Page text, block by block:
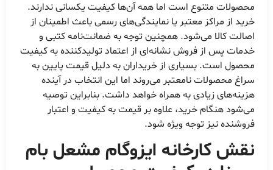
محصولات متنوع است اما همه آن‌ها کیفیت یکسانی ندارند.
خرید از مراکز معتبر یا نمایندگی‌های رسمی باعث اطمینان از
اصالت کالا می‌شود. همچنین توجه به ضمانت‌نامه کتبی و
خدمات پس از فروش نشانه‌ای از اعتماد تولیدکننده به کیفیت
محصول است. بسیاری از خریداران به دلیل قیمت پایین به
سراغ محصولات نامعتبر می‌روند اما این انتخاب در آینده
هزینه‌های زیادی به همراه خواهد داشت. بنابراین توصیه
می‌شود هنگام خرید، علاوه بر قیمت به کیفیت و اعتبار
فروشنده نیز توجه ویژه شود.
نقشکارخانه ایزوگام مشعل بام